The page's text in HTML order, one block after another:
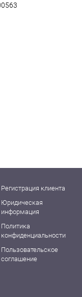
Регистрация клиента
Юридическая
информация
Политика
конфиденциальности
Пользовательское
соглашение